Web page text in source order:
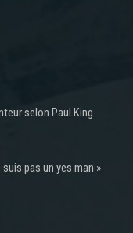
selon Paul King
pas un yes man »